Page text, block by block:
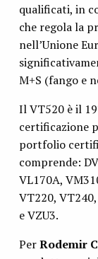
qualificati, in
che regola la
nell’Unione
M+S (fango e
Il VT520 è il
certificazione
portfolio
comprende:
VL170A,
VT220,
e VZU3.
PerRodemir